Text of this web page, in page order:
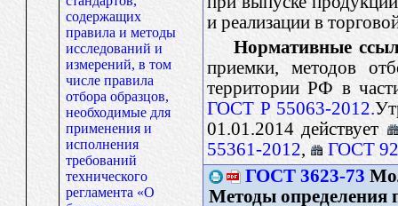
содержащих
правила и методы
исследований и
измерений, в том
числе правила
отбора образцов,
необходимые для
применения и
исполнения
требований
технического
регламента «О
и реализации в
Нормативные
приемки, методов
территории РФ в
ГОСТ Р 55063-2012.
01.01.2014 действует
55361-2012,
ГОСТ
ГОСТ 3623-73
Методы определения